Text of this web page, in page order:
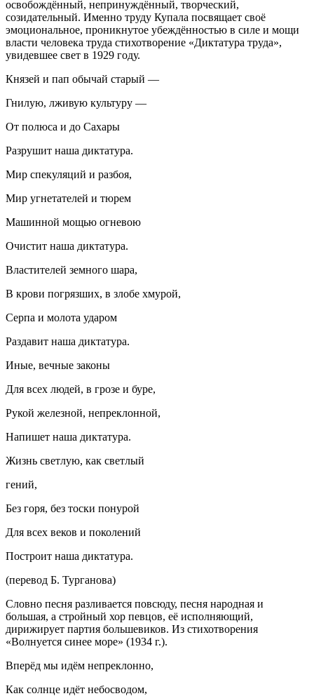
освобождённый, непринуждённый, творческий,
созидательный. Именно труду Купала посвящает своё
эмоциональное, проникнутое убеждённостью в силе и мощи
власти человека труда стихотворение «Диктатура труда»,
увидевшее свет в 1929 году.
Князей и пап обычай старый —
Гнилую, лживую культуру —
От полюса и до Сахары
Разрушит наша диктатура.
Мир спекуляций и разбоя,
Мир угнетателей и тюрем
Машинной мощью огневою
Очистит наша диктатура.
Властителей земного шара,
В крови погрязших, в злобе хмурой,
Серпа и молота ударом
Раздавит наша диктатура.
Иные, вечные законы
Для всех людей, в грозе и буре,
Рукой железной, непреклонной,
Напишет наша диктатура.
Жизнь светлую, как светлый
гений,
Без горя, без тоски понурой
Для всех веков и поколений
Построит наша диктатура.
(перевод Б. Турганова)
Словно песня разливается повсюду, песня народная и
большая, а стройный хор певцов, её исполняющий,
дирижирует партия большевиков. Из стихотворения
«Волнуется синее море» (1934 г.).
Вперёд мы идём непреклонно,
Как солнце идёт небосводом,